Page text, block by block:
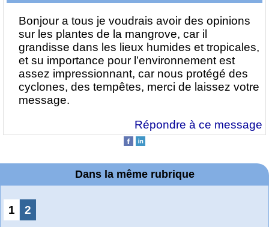
Bonjour a tous je voudrais avoir des opinions
sur les plantes de la mangrove, car il
grandisse dans les lieux humides et tropicales,
et su importance pour l’environnement est
assez impressionnant, car nous protégé des
cyclones, des tempêtes, merci de laissez votre
message.
Répondre à ce message
Dans la même rubrique
1 2